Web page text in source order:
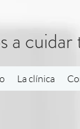
a
La clínica